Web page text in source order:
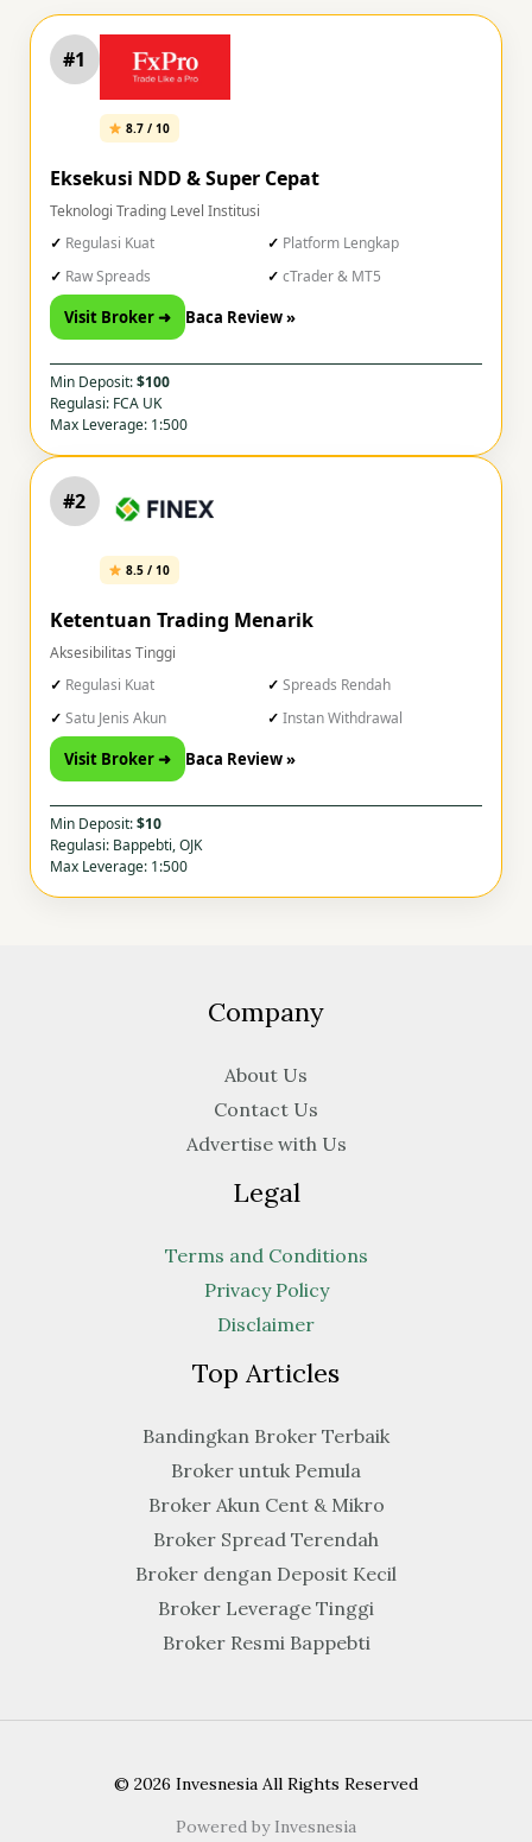
#1
8.7 / 10
Eksekusi NDD & Super Cepat
Teknologi Trading Level Institusi
Regulasi Kuat
Platform Lengkap
Raw Spreads
cTrader & MT5
Visit Broker ➜ Baca Review »
Min Deposit:$100
Regulasi: FCA UK
Max Leverage: 1:500
#2
8.5 / 10
Ketentuan Trading Menarik
Aksesibilitas Tinggi
Regulasi Kuat
Spreads Rendah
Satu Jenis Akun
Instan Withdrawal
Visit Broker ➜ Baca Review »
Min Deposit:$10
Regulasi: Bappebti, OJK
Max Leverage: 1:500
Company
About Us
Contact Us
Advertise with Us
Legal
Terms and Conditions
Privacy Policy
Disclaimer
Top Articles
Bandingkan Broker Terbaik
Broker untuk Pemula
Broker Akun Cent & Mikro
Broker Spread Terendah
Broker dengan Deposit Kecil
Broker Leverage Tinggi
Broker Resmi Bappebti
© 2026 Invesnesia All Rights Reserved
Powered by Invesnesia